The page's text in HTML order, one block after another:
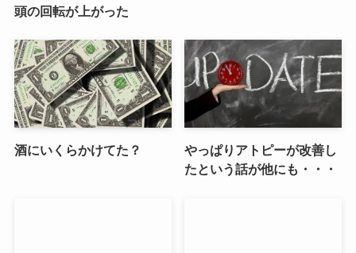
頭の回転が上がった
酒にいくらかけてた？
やっぱりアトピーが改善し
たという話が他にも・・・